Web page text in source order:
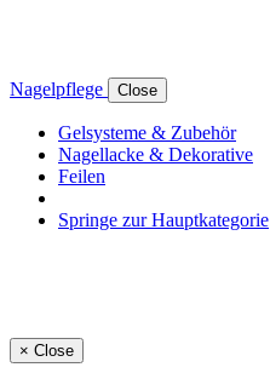
Nagelpflege Close
Gelsysteme & Zubehör
Nagellacke & Dekorative
Feilen
Springe zur Hauptkategorie
× Close